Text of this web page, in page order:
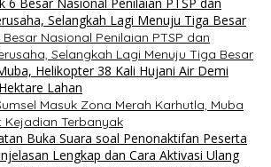
Besar Nasional Penilaian PTSP dan
Selangkah Lagi Menuju Tiga Besar
Masuk Zona Merah Karhutla, Muba
Kejadian Terbanyak